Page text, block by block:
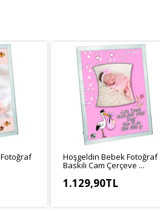
Hoşgeldin Bebek Fotoğraf
Baskılı Cam Çerçeve ...
1.129,90TL